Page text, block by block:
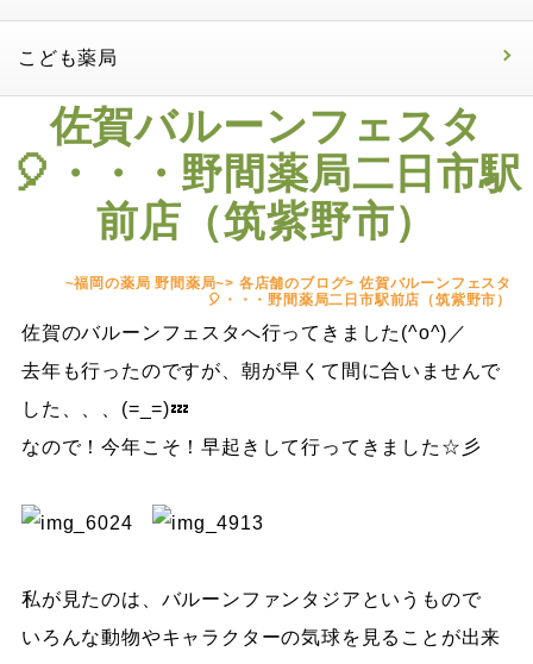
こども薬局
佐賀バルーンフェスタ
🎈・・・野間薬局二日市駅
前店（筑紫野市）
~福岡の薬局 野間薬局~> 各店舗のブログ>佐賀バルーンフェスタ
🎈・・・野間薬局二日市駅前店（筑紫野市）
佐賀のバルーンフェスタへ行ってきました(^o^)／
去年も行ったのですが、朝が早くて間に合いませんで
した、、、(=_=)💤
なので！今年こそ！早起きして行ってきました☆彡
私が見たのは、バルーンファンタジアというもので
いろんな動物やキャラクターの気球を見ることが出来